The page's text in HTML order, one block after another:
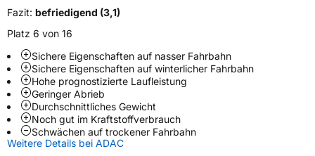
Weitere Eigenschaften
SchlauchtypTL
ZustandNeureifen
M+SJa
Fazit: befriedigend (3,1)
Platz 6 von 16
Sichere Eigenschaften auf nasser Fahrbahn
Sichere Eigenschaften auf winterlicher Fahrbahn
Hohe prognostizierte Laufleistung
Geringer Abrieb
Durchschnittliches Gewicht
Noch gut im Kraftstoffverbrauch
Schwächen auf trockener Fahrbahn
Weitere Details bei ADAC